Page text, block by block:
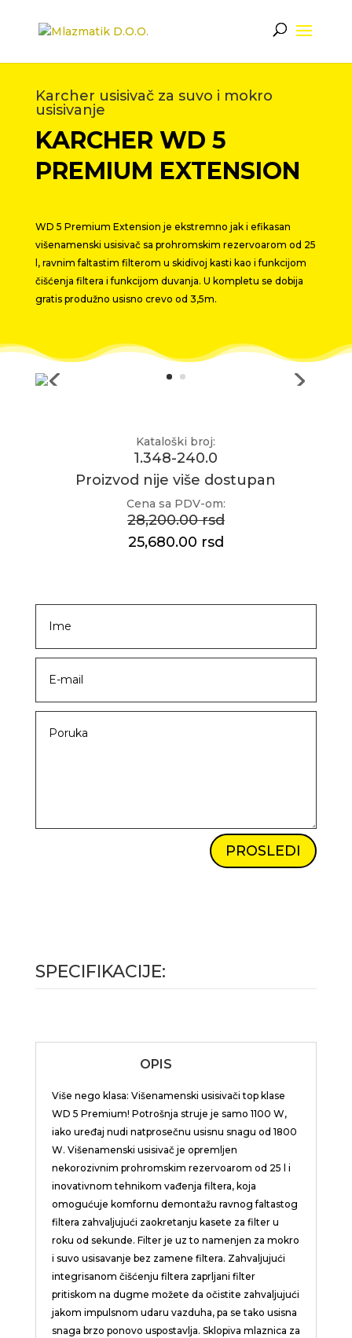
Karcher usisivač za suvo i mokro
usisivanje
KARCHER WD 5
PREMIUM EXTENSION
WD 5 Premium Extension je ekstremno jak i efikasan
višenamenski usisivač sa prohromskim rezervoarom od 25
l, ravnim faltastim filterom u skidivoj kasti kao i funkcijom
čišćenja filtera i funkcijom duvanja. U kompletu se dobija
gratis produžno usisno crevo od 3,5m.
Kataloški broj:
1.348-240.0
Proizvod nije više dostupan
Cena sa PDV-om:
28,200.00 rsd
25,680.00 rsd
PROSLEDI
SPECIFIKACIJE:
OPIS
Više nego klasa: Višenamenski usisivači top klase
WD 5 Premium! Potrošnja struje je samo 1100 W,
iako uređaj nudi natprosečnu usisnu snagu od 1800
W. Višenamenski usisivač je opremljen
nekorozivnim prohromskim rezervoarom od 25 l i
inovativnom tehnikom vađenja filtera, koja
omogućuje komfornu demontažu ravnog faltastog
filtera zahvaljujući zaokretanju kasete za filter u
roku od sekunde. Filter je uz to namenjen za mokro
i suvo usisavanje bez zamene filtera. Zahvaljujući
integrisanom čišćenju filtera zaprljani filter
pritiskom na dugme možete da očistite zahvaljujući
jakom impulsnom udaru vazduha, pa se tako usisna
snaga brzo ponovo uspostavlja. Sklopiva mlaznica za